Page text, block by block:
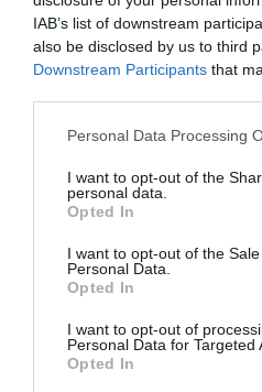
IAB’s list of downstream
also be disclosed by us to third
Downstream Participants that
Personal Data Processing
I want to opt-out of the
personal data.
Opted In
I want to opt-out of the
Personal Data.
Opted In
I want to opt-out of
Personal Data for Targeted
Opted In